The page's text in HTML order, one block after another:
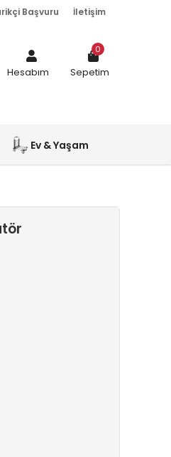
Başvuru İletişim
Hesabım Sepetim
0
Ev & Yaşam